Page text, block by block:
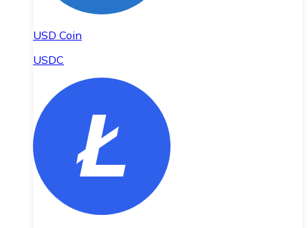
USD Coin
USDC